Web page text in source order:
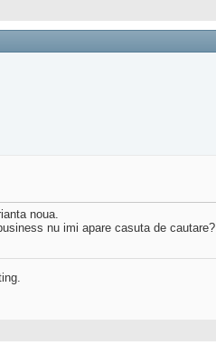
noua.
nu imi apare casuta de cautare?